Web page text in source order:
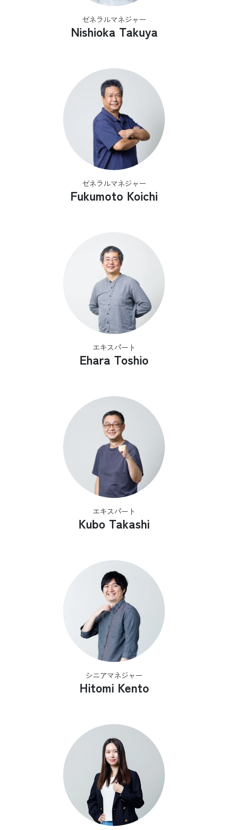
ゼネラルマネジャー
Nishioka Takuya
ゼネラルマネジャー
Fukumoto Koichi
エキスパート
Ehara Toshio
エキスパート
Kubo Takashi
シニアマネジャー
Hitomi Kento